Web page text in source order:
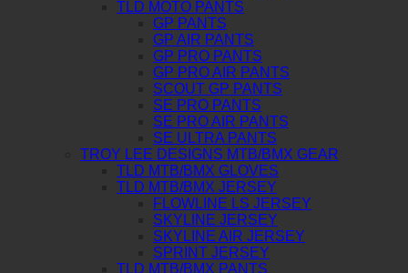
TLD MOTO PANTS
GP PANTS
GP AIR PANTS
GP PRO PANTS
GP PRO AIR PANTS
SCOUT GP PANTS
SE PRO PANTS
SE PRO AIR PANTS
SE ULTRA PANTS
TROY LEE DESIGNS MTB/BMX GEAR
TLD MTB/BMX GLOVES
TLD MTB/BMX JERSEY
FLOWLINE LS JERSEY
SKYLINE JERSEY
SKYLINE AIR JERSEY
SPRINT JERSEY
TLD MTB/BMX PANTS